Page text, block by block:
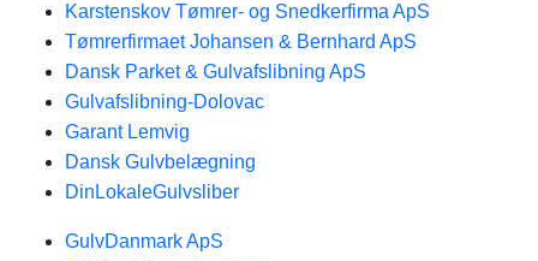
Karstenskov Tømrer- og Snedkerfirma ApS
Tømrerfirmaet Johansen & Bernhard ApS
Dansk Parket & Gulvafslibning ApS
Gulvafslibning-Dolovac
Garant Lemvig
Dansk Gulvbelægning
DinLokaleGulvsliber
GulvDanmark ApS